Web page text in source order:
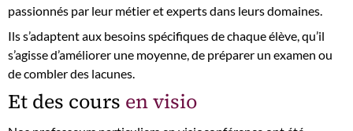
passionnés par leur métier et experts dans leurs domaines.
Ils s’adaptent aux besoins spécifiques de chaque élève, qu’il
s’agisse d’améliorer une moyenne, de préparer un examen ou
de combler des lacunes.
Et des cours en visio